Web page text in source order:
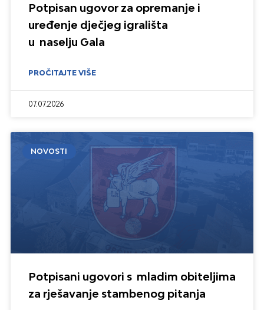
Potpisan ugovor za opremanje i
uređenje dječjeg igrališta
u naselju Gala
PROČITAJTE VIŠE
07.07.2026
NOVOSTI
Potpisani ugovori s mladim obiteljima
za rješavanje stambenog pitanja